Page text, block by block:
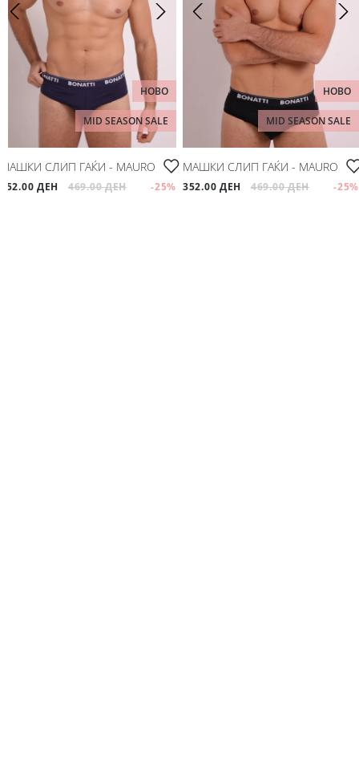
Спорт
Аксесоари
Папучи и чизми за дома
Хулахопки
Следете не
НОВО
MID SEASON SALE
МАШКИ СЛИП ГАЌИ - MAURO
352.00 ДЕН 469.00 ДЕН -25%
НОВО
MID SEASON SALE
МАШКИ СЛИП ГАЌИ - MAURO
352.00 ДЕН 469.00 ДЕН -25%